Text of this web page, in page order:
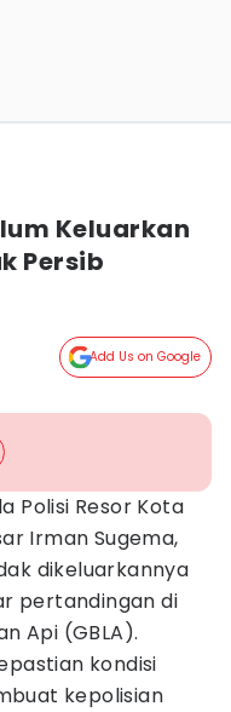
Keluarkan
Persib
Add Us on Google
Polisi Resor Kota
Irman Sugema,
dikeluarkannya
pertandingan di
Api (GBLA).
kondisi
kepolisian